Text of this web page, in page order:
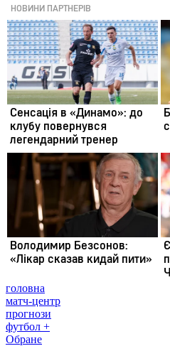
головна
матч-центр
прогнози
футбол +
Обране